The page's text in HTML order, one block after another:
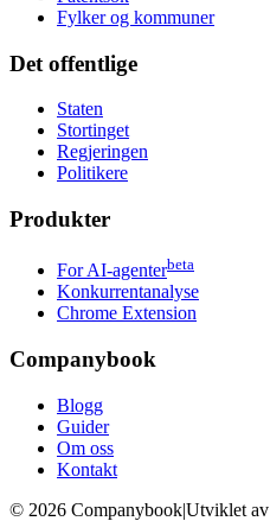
Fylker og kommuner
Det offentlige
Staten
Stortinget
Regjeringen
Politikere
Produkter
For AI-agenterbeta
Konkurrentanalyse
Chrome Extension
Companybook
Blogg
Guider
Om oss
Kontakt
© 2026 Companybook|Utviklet av